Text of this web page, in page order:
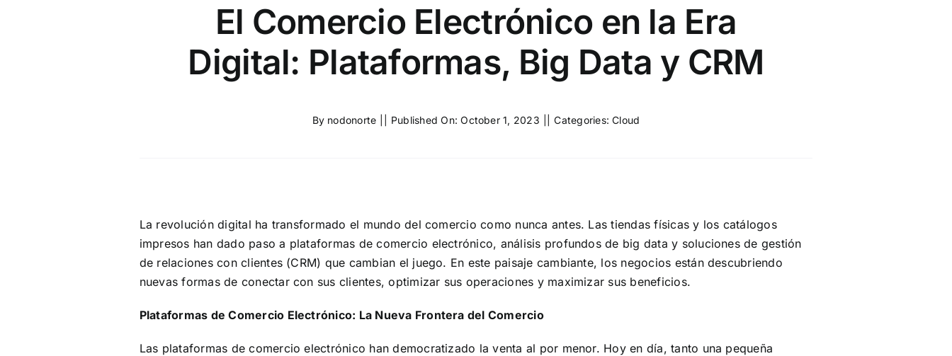
El Comercio Electrónico en la Era
Digital: Plataformas, Big Data y CRM
By nodonorte Published On: October 1, 2023 Categories:Cloud
La revolución digital ha transformado el mundo del comercio como nunca antes. Las tiendas físicas y los catálogos
impresos han dado paso a plataformas de comercio electrónico, análisis profundos de big data y soluciones de gestión
de relaciones con clientes (CRM) que cambian el juego. En este paisaje cambiante, los negocios están descubriendo
nuevas formas de conectar con sus clientes, optimizar sus operaciones y maximizar sus beneficios.
Plataformas de Comercio Electrónico: La Nueva Frontera del Comercio
Las plataformas de comercio electrónico han democratizado la venta al por menor. Hoy en día, tanto una pequeña